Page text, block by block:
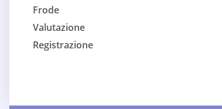
Frode
Valutazione
Registrazione